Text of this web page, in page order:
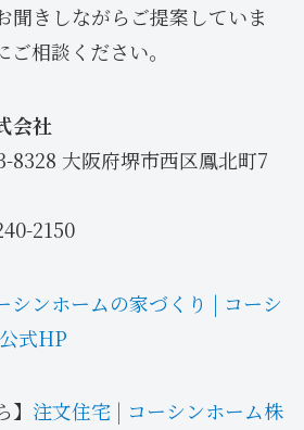
聞きしながらご提案していま
相談ください。
会社
大阪府堺市西区鳳北町7
2150
シンホームの家づくり | コーシ
式HP
注文住宅 | コーシンホーム株